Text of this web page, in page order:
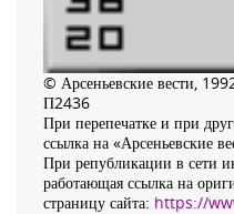
© Арсеньевские вести,
П2436
При перепечатке и при
ссылка на «Арсеньевские
При републикации в сети
работающая ссылка на
страницу сайта: https://